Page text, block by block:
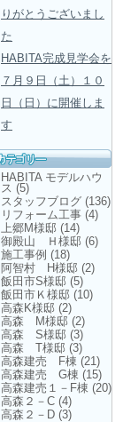
りがとうございまし
た
HABITA完成見学会を
７月９日（土）１０
日（日）に開催しま
す
HABITA モデルハウ
ス (5)
スタッフブログ (136)
リフォーム工事 (4)
上郷M様邸 (14)
御殿山 Ｈ様邸 (6)
施工事例 (18)
阿智村 H様邸 (2)
飯田市S様邸 (5)
飯田市Ｋ様邸 (10)
高森K様邸 (2)
高森 M様邸 (2)
高森 S様邸 (3)
高森 T様邸 (3)
高森建売 F棟 (21)
高森建売 G棟 (15)
高森建売１－F棟 (20)
高森２－C (4)
高森２－D (3)